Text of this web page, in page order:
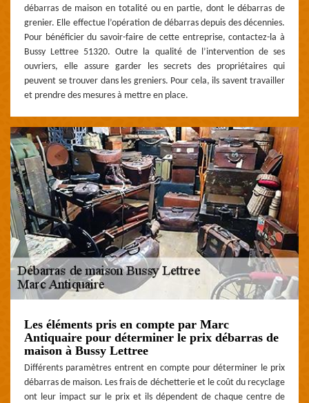
débarras de maison en totalité ou en partie, dont le débarras de
grenier. Elle effectue l’opération de débarras depuis des décennies.
Pour bénéficier du savoir-faire de cette entreprise, contactez-la à
Bussy Lettree 51320. Outre la qualité de l’intervention de ses
ouvriers, elle assure garder les secrets des propriétaires qui
peuvent se trouver dans les greniers. Pour cela, ils savent travailler
et prendre des mesures à mettre en place.
Les éléments pris en compte par Marc
Antiquaire pour déterminer le prix débarras de
maison à Bussy Lettree
Différents paramètres entrent en compte pour déterminer le prix
débarras de maison. Les frais de déchetterie et le coût du recyclage
ont leur impact sur le prix et ils dépendent de chaque centre de